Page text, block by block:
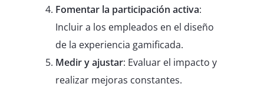
Fomentar la participación activa:
Incluir a los empleados en el diseño
de la experiencia gamificada.
Medir y ajustar: Evaluar el impacto y
realizar mejoras constantes.